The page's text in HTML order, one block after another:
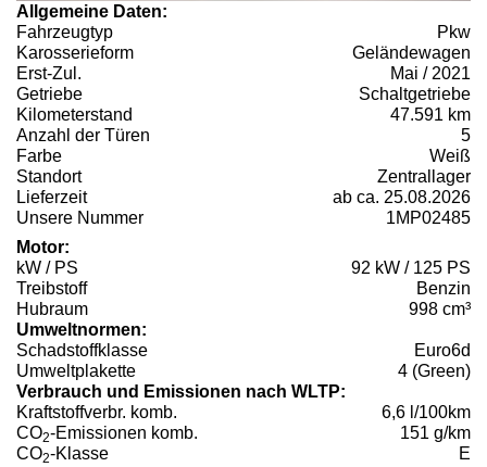
Allgemeine Daten:
Fahrzeugtyp
Pkw
Karosserieform
Geländewagen
Erst-Zul.
Mai / 2021
Getriebe
Schaltgetriebe
Kilometerstand
47.591 km
Anzahl der Türen
5
Farbe
Weiß
Standort
Zentrallager
Lieferzeit
ab ca. 25.08.2026
Unsere Nummer
1MP02485
Motor:
kW / PS
92 kW / 125 PS
Treibstoff
Benzin
Hubraum
998 cm³
Umweltnormen:
Schadstoffklasse
Euro6d
Umweltplakette
4 (Green)
Verbrauch und Emissionen nach WLTP:
Kraftstoffverbr. komb.
6,6 l/100km
CO2-Emissionen komb.
151 g/km
CO2-Klasse E